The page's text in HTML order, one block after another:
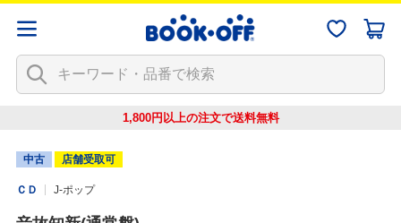
1,800円以上の注文で送料無料
中古 店舗受取可
ＣＤ J-ポップ